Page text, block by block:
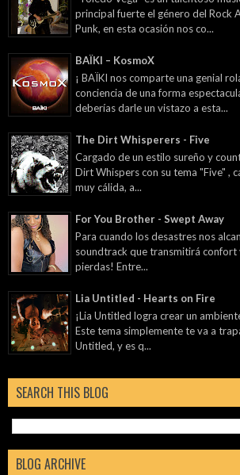
principal fuerte el género del Rock
Punk, en esta ocasión nos co...
BAÏKI – KosmoX
¡ BAÏKI nos comparte una genial
conciencia de una forma
deberías darle un vistazo a esta...
The Dirt Whisperers - Five
Cargado de un estilo sureño y
Dirt Whispers con su tema "Five" ,
muy cálida, a...
For You Brother - Swept Away
Para cuando los desastres nos
soundtrack que transmitirá confort
pierdas! Entre...
Lia Untitled - Hearts on Fire
¡Lia Untitled logra crear un
Este tema simplemente te va a
Untitled, y es q...
SEARCH THIS BLOG
BLOG ARCHIVE